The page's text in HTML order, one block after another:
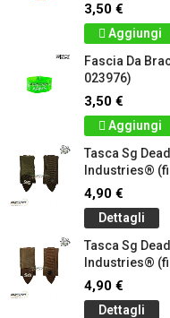
3,50 €
Aggiungi
Fascia Da
023976)
3,50 €
Aggiungi
Tasca Sg
Industries®
4,90 €
Dettagli
Tasca Sg
Industries®
4,90 €
Dettagli